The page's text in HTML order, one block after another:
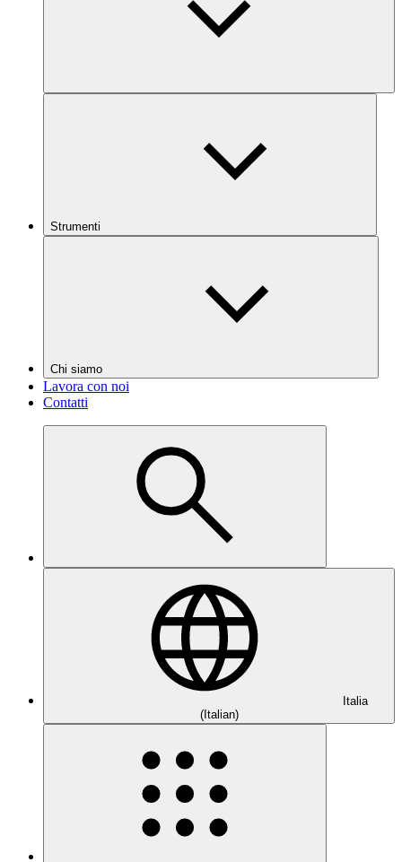
Strumenti
Chi siamo
Lavora con noi
Contatti
Italia
(Italian)